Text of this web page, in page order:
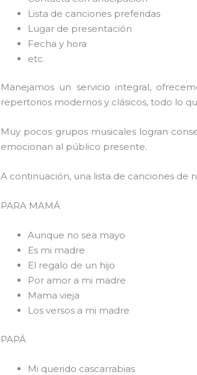
Lista de canciones preferidas
Lugar de presentación
Fecha y hora
etc.
Manejamos un servicio integral,
repertorios modernos y clásicos, todo lo
Muy pocos grupos musicales logran
emocionan al público presente.
A continuación, una lista de canciones de
PARA
Aunque no sea mayo
Es mi madre
El regalo de un hijo
Por amor a mi madre
Mama vieja
Los versos a mi madre
PAPÁ
Mi querido cascarrabias